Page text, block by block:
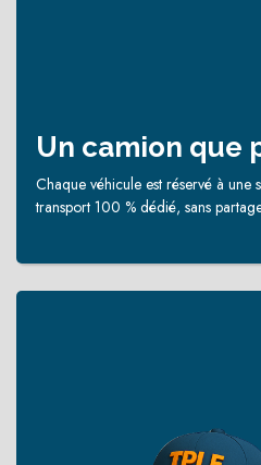
Un camion que
Chaque véhicule est réservé à une
transport 100 % dédié, sans